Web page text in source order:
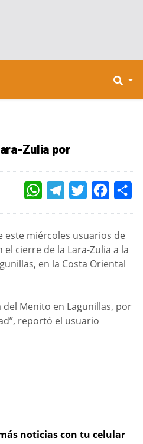
Zulia por
WHATSAPPTELEGRAMTWITTER
este miércoles usuarios de
cierre de la Lara-Zulia a la
en la Costa Oriental
del Menito en Lagunillas, por
reportó el usuario
noticias con tu celular